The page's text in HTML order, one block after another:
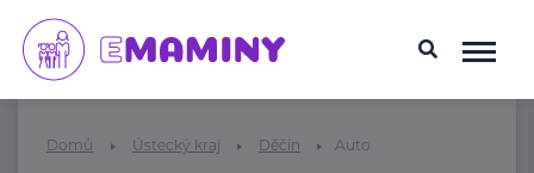
Domů Ústecký kraj Děčín Auto